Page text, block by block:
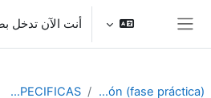
تخطى إلى المحتوى الرئيسي
أنت الآن تدخل
PIB-M 3ª Edición (fase práctica)
CHARLAS ESPECIFICAS